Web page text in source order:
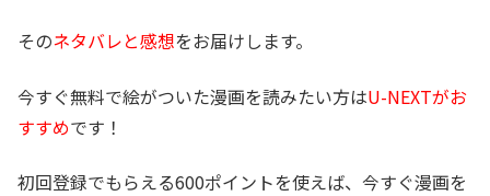
そのネタバレと感想をお届けします。
今すぐ無料で絵がついた漫画を読みたい方はU-NEXTがお
すすめです！
初回登録でもらえる600ポイントを使えば、今すぐ漫画を